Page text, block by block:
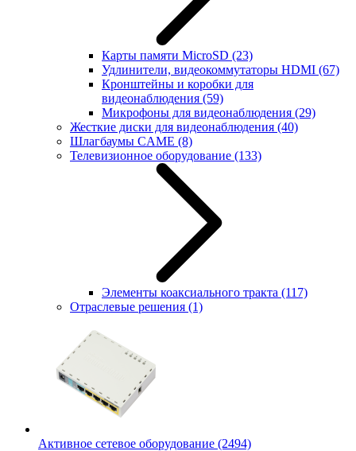
Карты памяти MicroSD (23)
Удлинители, видеокоммутаторы HDMI (67)
Кронштейны и коробки для
видеонаблюдения (59)
Микрофоны для видеонаблюдения (29)
Жесткие диски для видеонаблюдения (40)
Шлагбаумы CAME (8)
Телевизионное оборудование (133)
Элементы коаксиального тракта (117)
Отраслевые решения (1)
Активное сетевое оборудование (2494)